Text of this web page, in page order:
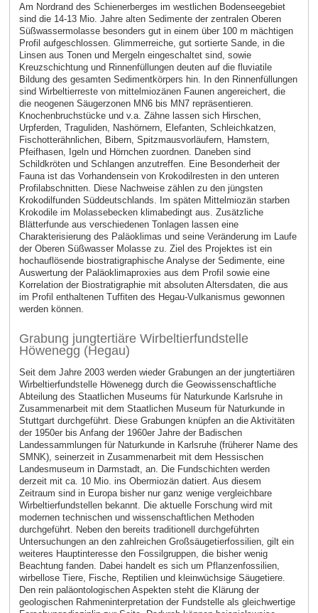
Am Nordrand des Schienerberges im westlichen Bodenseegebiet
sind die 14-13 Mio. Jahre alten Sedimente der zentralen Oberen
Süßwassermolasse besonders gut in einem über 100 m mächtigen
Profil aufgeschlossen. Glimmerreiche, gut sortierte Sande, in die
Linsen aus Tonen und Mergeln eingeschaltet sind, sowie
Kreuzschichtung und Rinnenfüllungen deuten auf die fluviatile
Bildung des gesamten Sedimentkörpers hin. In den Rinnenfüllungen
sind Wirbeltierreste von mittelmiozänen Faunen angereichert, die
die neogenen Säugerzonen MN6 bis MN7 repräsentieren.
Knochenbruchstücke und v.a. Zähne lassen sich Hirschen,
Urpferden, Traguliden, Nashörnern, Elefanten, Schleichkatzen,
Fischotterähnlichen, Bibern, Spitzmausvorläufern, Hamstern,
Pfeifhasen, Igeln und Hörnchen zuordnen. Daneben sind
Schildkröten und Schlangen anzutreffen. Eine Besonderheit der
Fauna ist das Vorhandensein von Krokodilresten in den unteren
Profilabschnitten. Diese Nachweise zählen zu den jüngsten
Krokodilfunden Süddeutschlands. Im späten Mittelmiozän starben
Krokodile im Molassebecken klimabedingt aus. Zusätzliche
Blätterfunde aus verschiedenen Tonlagen lassen eine
Charakterisierung des Paläoklimas und seine Veränderung im Laufe
der Oberen Süßwasser Molasse zu. Ziel des Projektes ist ein
hochauflösende biostratigraphische Analyse der Sedimente, eine
Auswertung der Paläoklimaproxies aus dem Profil sowie eine
Korrelation der Biostratigraphie mit absoluten Altersdaten, die aus
im Profil enthaltenen Tuffiten des Hegau-Vulkanismus gewonnen
werden können.
Grabung jungtertiäre Wirbeltierfundstelle
Höwenegg (Hegau)
Seit dem Jahre 2003 werden wieder Grabungen an der jungtertiären
Wirbeltierfundstelle Höwenegg durch die Geowissenschaftliche
Abteilung des Staatlichen Museums für Naturkunde Karlsruhe in
Zusammenarbeit mit dem Staatlichen Museum für Naturkunde in
Stuttgart durchgeführt. Diese Grabungen knüpfen an die Aktivitäten
der 1950er bis Anfang der 1960er Jahre der Badischen
Landessammlungen für Naturkunde in Karlsruhe (früherer Name des
SMNK), seinerzeit in Zusammenarbeit mit dem Hessischen
Landesmuseum in Darmstadt, an. Die Fundschichten werden
derzeit mit ca. 10 Mio. ins Obermiozän datiert. Aus diesem
Zeitraum sind in Europa bisher nur ganz wenige vergleichbare
Wirbeltierfundstellen bekannt. Die aktuelle Forschung wird mit
modernen technischen und wissenschaftlichen Methoden
durchgeführt. Neben den bereits traditionell durchgeführten
Untersuchungen an den zahlreichen Großsäugetierfossilien, gilt ein
weiteres Hauptinteresse den Fossilgruppen, die bisher wenig
Beachtung fanden. Dabei handelt es sich um Pflanzenfossilien,
wirbellose Tiere, Fische, Reptilien und kleinwüchsige Säugetiere.
Den rein paläontologischen Aspekten steht die Klärung der
geologischen Rahmeninterpretation der Fundstelle als gleichwertige